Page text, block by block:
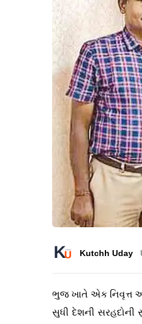
Kutchh Uday
ભુજ ખાતે એક નિવૃત્ત
સુધી દેશની સરહદોની